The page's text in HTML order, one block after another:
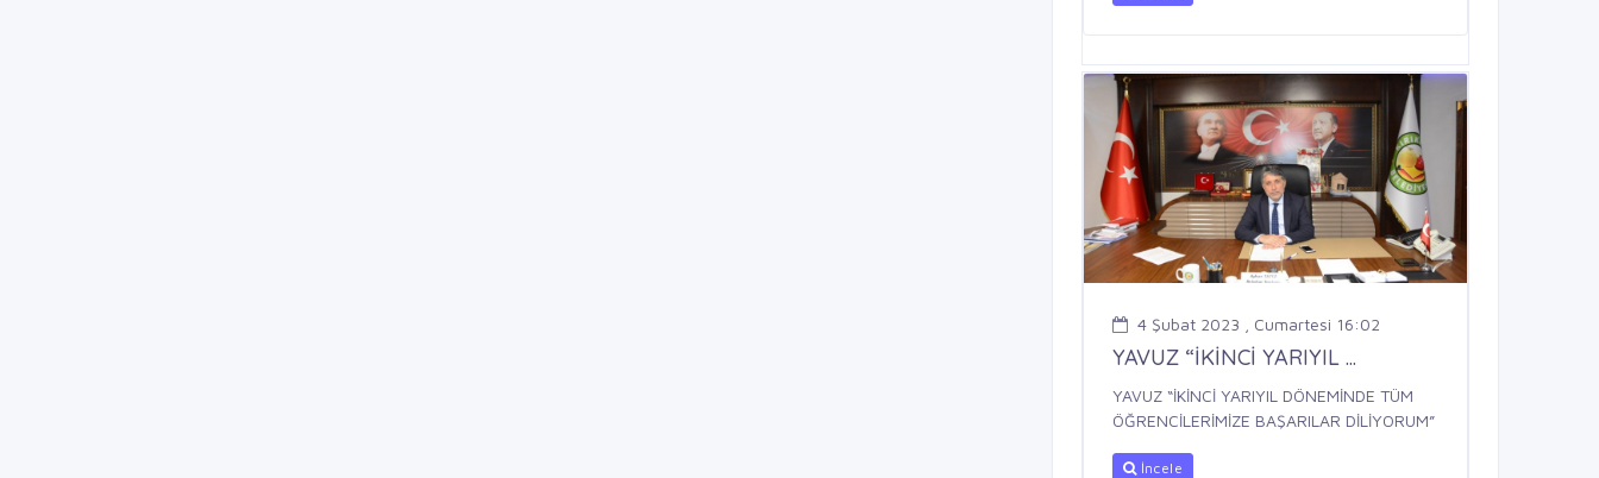
4 Şubat 2023 , Cumartesi 16:02
YAVUZ “İKİNCİ YARIYIL ...
YAVUZ “İKİNCİ YARIYIL DÖNEMİNDE TÜM
ÖĞRENCİLERİMİZE BAŞARILAR DİLİYORUM”
İncele